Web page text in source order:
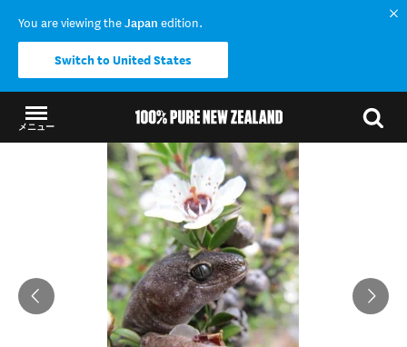
You are viewing theJapan edition.
Switch to United States
メニュー